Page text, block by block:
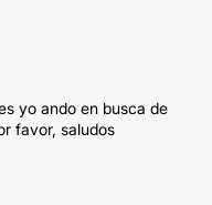
yo ando en busca de
favor, saludos